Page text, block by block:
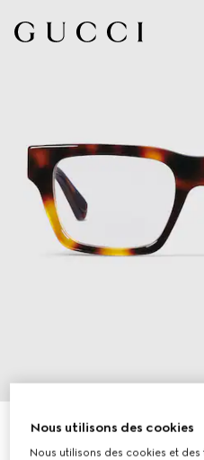
Lunettes de soleil
€ 390
Nous utilisons des cookies
Nous utilisons des cookies et